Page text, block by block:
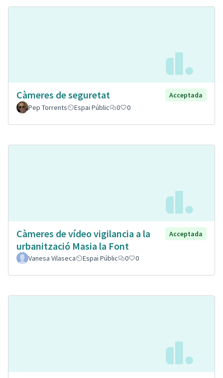
Càmeres de seguretat
Acceptada
Pep Torrents
Espai Públic 0 0
Càmeres de vídeo vigilancia a la
urbanització Masia la Font
Acceptada
Vanesa Vilaseca Espai Públic 0 0